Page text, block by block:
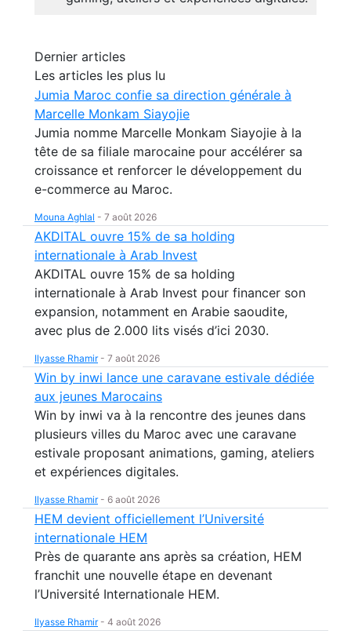
Dernier articles
Les articles les plus lu
Jumia Maroc confie sa direction générale à
Marcelle Monkam Siayojie
Jumia nomme Marcelle Monkam Siayojie à la
tête de sa filiale marocaine pour accélérer sa
croissance et renforcer le développement du
e-commerce au Maroc.
Mouna Aghlal - 7 août 2026
AKDITAL ouvre 15% de sa holding
internationale à Arab Invest
AKDITAL ouvre 15% de sa holding
internationale à Arab Invest pour financer son
expansion, notamment en Arabie saoudite,
avec plus de 2.000 lits visés d’ici 2030.
Ilyasse Rhamir- 7 août 2026
Win by inwi lance une caravane estivale dédiée
aux jeunes Marocains
Win by inwi va à la rencontre des jeunes dans
plusieurs villes du Maroc avec une caravane
estivale proposant animations, gaming, ateliers
et expériences digitales.
Ilyasse Rhamir- 6 août 2026
HEM devient officiellement l’Université
internationale HEM
Près de quarante ans après sa création, HEM
franchit une nouvelle étape en devenant
l’Université Internationale HEM.
Ilyasse Rhamir- 4 août 2026